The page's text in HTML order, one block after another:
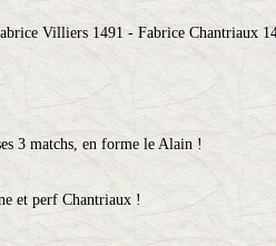
Villiers 1491 - Fabrice Chantriaux
3 matchs, en forme le Alain !
et perf Chantriaux !